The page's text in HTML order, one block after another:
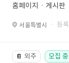
홈페이지ㆍ게시판
서울특별시 · 등
📔 외주 모집 중